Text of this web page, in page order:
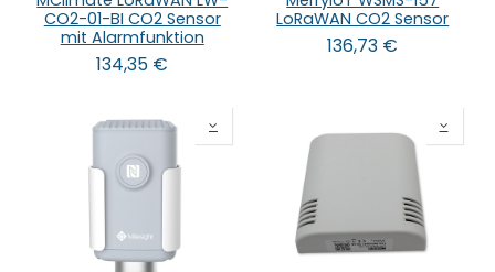
CO2-01-BI CO2 Sensor
mit Alarmfunktion
134,35 €
LoRaWAN CO2 Sensor
136,73 €